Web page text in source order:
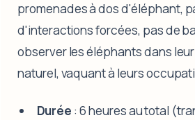
promenades à dos d'éléphant,
d'interactions forcées, pas de
observer les éléphants dans
naturel, vaquant à leurs
Durée : 6 heures au total